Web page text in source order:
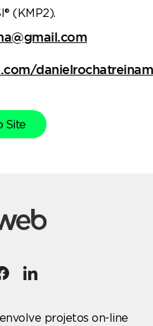
(KMP2).
Site
projetos on-line